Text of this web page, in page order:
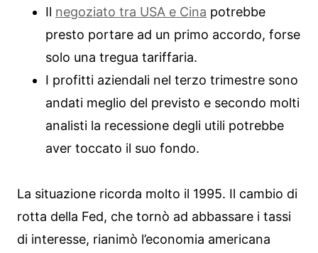
Il negoziato tra USA e Cina potrebbe
presto portare ad un primo accordo, forse
solo una tregua tariffaria.
I profitti aziendali nel terzo trimestre sono
andati meglio del previsto e secondo molti
analisti la recessione degli utili potrebbe
aver toccato il suo fondo.
La situazione ricorda molto il 1995. Il cambio di
rotta della Fed, che tornò ad abbassare i tassi
di interesse, rianimò l’economia americana